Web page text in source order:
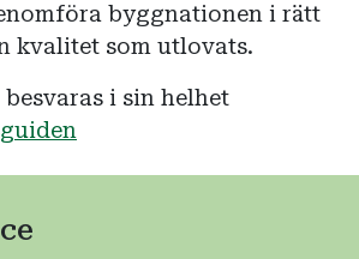
byggnationen i rätt
kvalitet som utlovats.
i sin helhet